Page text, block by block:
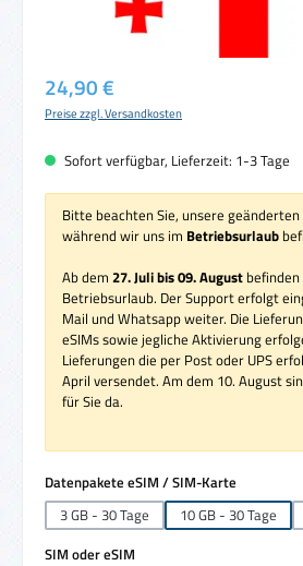
Regulärer Preis:
24,90 €
Preise zzgl. Versandkosten
Sofort verfügbar, Lieferzeit: 1-3 Tage
Bitte beachten Sie, unsere
während wir uns im Betriebsurlaub
Ab dem 27. Juli bis 09. August
Betriebsurlaub. Der Support erfolgt
Mail und Whatsapp weiter. Die
eSIMs sowie jegliche Aktivierung
Lieferungen die per Post oder UPS
April versendet. Am dem 10. August
für Sie da.
Datenpakete eSIM / SIM-Karte
3 GB - 30 Tage
10 GB - 30 Tage
SIM oder eSIM